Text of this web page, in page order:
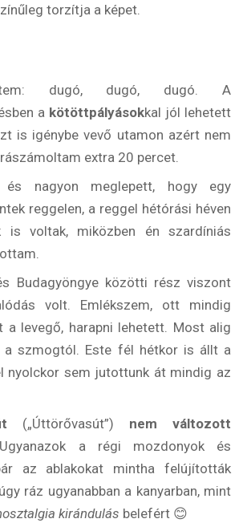
torzítja a képet.
dugó, dugó, dugó. A
a kötöttpályásokkal jól lehetett
is igénybe vevő utamon azért nem
extra 20 percet.
és nagyon meglepett, hogy egy
reggelen, a reggel hétórási héven
is voltak, miközben én szardíniás
Budagyöngye közötti rész viszont
volt. Emlékszem, ott mindig
a levegő, harapni lehetett. Most alig
a szmogtól. Este fél hétkor is állt a
nyolckor sem jutottunk át mindig az
(„Úttörővasút”) nem változott
a régi mozdonyok és
az ablakokat mintha felújították
ráz ugyanabban a kanyarban, mint
kirándulás belefért 😊